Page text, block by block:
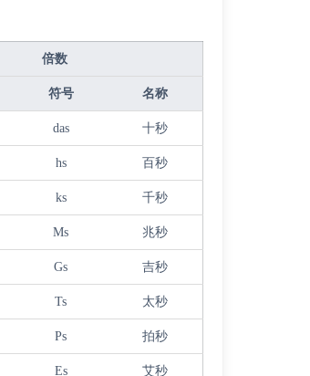
倍数
符号 名称
das 十秒
hs 百秒
ks 千秒
Ms 兆秒
Gs 吉秒
Ts 太秒
Ps 拍秒
Es 艾秒